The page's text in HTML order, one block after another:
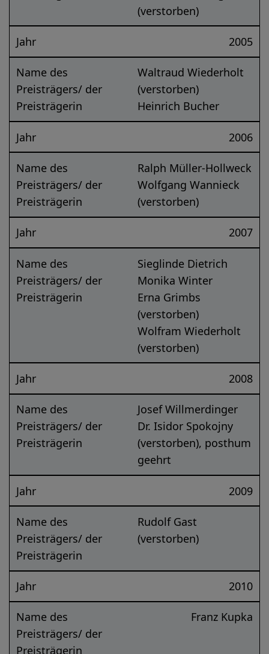
(verstorben)
Jahr 2005
Name des
Preisträgers/ der
Preisträgerin
Waltraud Wiederholt
(verstorben)
Heinrich Bucher
Jahr 2006
Name des
Preisträgers/ der
Preisträgerin
Ralph Müller-Hollweck
Wolfgang Wannieck
(verstorben)
Jahr 2007
Name des
Preisträgers/ der
Preisträgerin
Sieglinde Dietrich
Monika Winter
Erna Grimbs
(verstorben)
Wolfram Wiederholt
(verstorben)
Jahr 2008
Name des
Preisträgers/ der
Preisträgerin
Josef Willmerdinger
Dr. Isidor Spokojny
(verstorben), posthum
geehrt
Jahr 2009
Name des
Preisträgers/ der
Preisträgerin
Rudolf Gast
(verstorben)
Jahr 2010
Name des
Preisträgers/ der
Preisträgerin
Franz Kupka